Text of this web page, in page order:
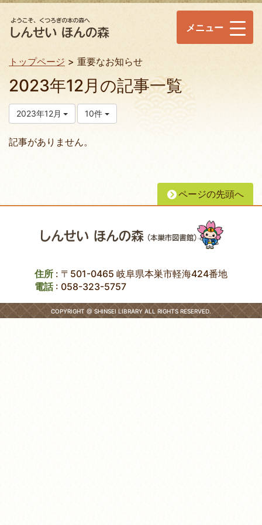
メニュー
トップページ 重要なお知らせ
2023年12月の記事一覧
2023年12月 10件
記事がありません。
ページの先頭へ
住所 : 〒501-0465 岐阜県本巣市軽海424番地
電話: 058-323-5757
COPYRIGHT @ SHINSEI LIBRARY ALL RIGHTS RESERVED.